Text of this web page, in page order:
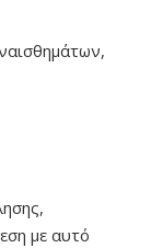
με αυτό